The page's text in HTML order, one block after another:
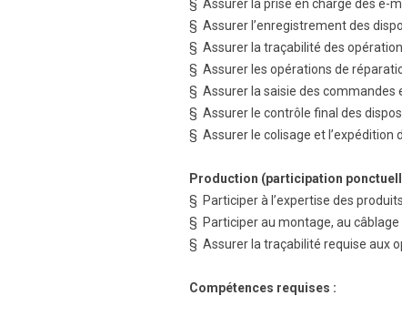
§ Assurer la prise en charge des e-
§ Assurer l’enregistrement des
§ Assurer la traçabilité des
§ Assurer les opérations de
§ Assurer la saisie des commandes
§ Assurer le contrôle final des
§ Assurer le colisage et l’expédition
Production (participation
§ Participer à l’expertise des
§ Participer au montage, au
§ Assurer la traçabilité requise aux
Compétences requises :